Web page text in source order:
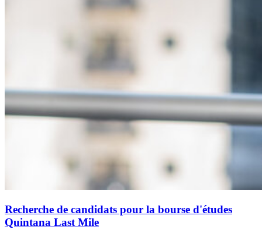
Recherche de candidats pour la bourse d'études
Quintana Last Mile